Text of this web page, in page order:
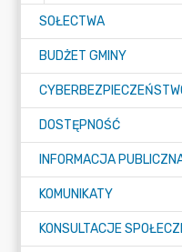
SOŁECTWA
BUDŻET GMINY
DOSTĘPNOŚĆ
KOMUNIKATY
KONSULTACJE